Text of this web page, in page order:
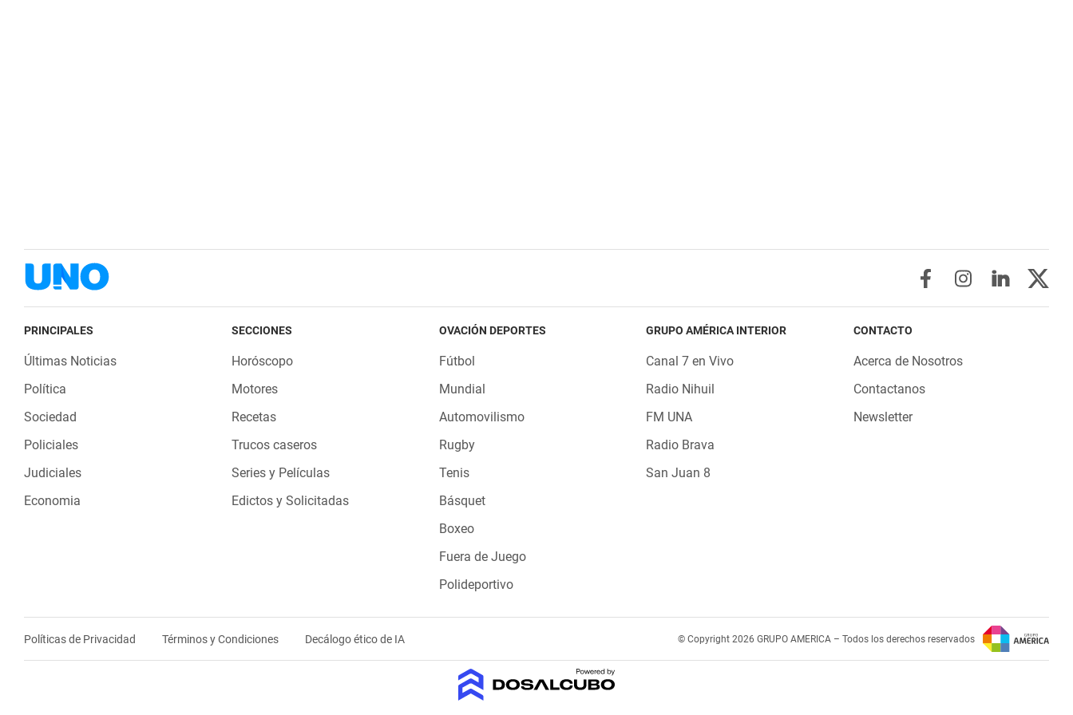
PRINCIPALES
Últimas Noticias
Política
Sociedad
Policiales
Judiciales
Economia
SECCIONES
Horóscopo
Motores
Recetas
Trucos caseros
Series y Películas
Edictos y Solicitadas
OVACIÓN DEPORTES
Fútbol
Mundial
Automovilismo
Rugby
Tenis
Básquet
Boxeo
Fuera de Juego
Polideportivo
GRUPO AMÉRICA INTERIOR
Canal 7 en Vivo
Radio Nihuil
FM UNA
Radio Brava
San Juan 8
CONTACTO
Acerca de Nosotros
Contactanos
Newsletter
Políticas de Privacidad Términos y Condiciones Decálogo ético de IA © Copyright 2026 GRUPO AMERICA – Todos los derechos reservados